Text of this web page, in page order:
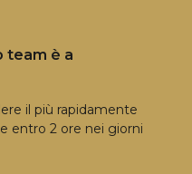
team è a
il più rapidamente
entro 2 ore nei giorni